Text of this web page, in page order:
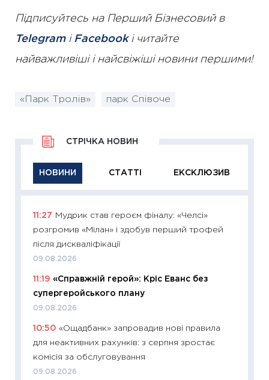
Підписуйтесь на Перший Бізнесовий в
Telegramі Facebookі читайте
найважливіші і найсвіжіші новини першими!
«Парк Тролів» парк Співоче
НОВИНИ СТАТТІ ЕКСКЛЮЗИВ
СТРІЧКА НОВИН
11:27 Мудрик став героєм фіналу: «Челсі»
розгромив «Мілан» і здобув перший трофей
після дискваліфікації
09.08.2026
11:19 «Справжній герой»: Кріс Еванс без
супергеройського плану
09.08.2026
10:50 «Ощадбанк» запровадив нові правила
для неактивних рахунків: з серпня зростає
комісія за обслуговування
09.08.2026